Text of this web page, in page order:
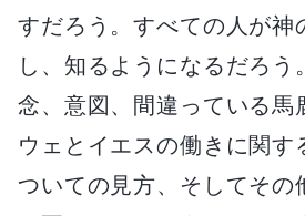
すだろう。すべての人が神
し、知るようになるだろ
念、意図、間違っている馬
ウェとイエスの働きに関す
ついての見方、そしてその